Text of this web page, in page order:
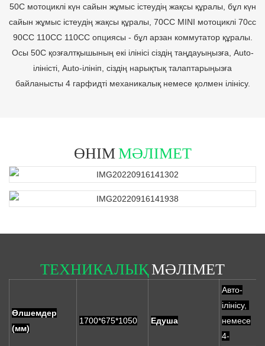
50С мотоциклі күн сайын жұмыс істеудің жақсы құралы, бұл күн
сайын жұмыс істеудің жақсы құралы, 70CC MINI мотоциклі 70cc
90CC 110CC 110CC опциясы - бұл арзан коммутатор құралы.
Осы 50С қозғалтқышының екі ілінісі сіздің таңдауыңызға, Auto-
іліністі, Auto-ілініп, сіздің нарықтық талаптарыңызға
байланысты 4 гарфидті механикалық немесе қолмен ілінісу.
ӨНІММӘЛІМЕТ
ТЕХНИКАЛЫҚМӘЛІМЕТ
Өлшемдер
(мм)
1700*675*1050 Едуша
Авто-
ілінісу,
немесе
4-